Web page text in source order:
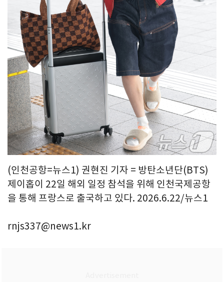
(인천공항=뉴스1) 권현진 기자 = 방탄소년단(BTS)
제이홉이 22일 해외 일정 참석을 위해 인천국제공항
을 통해 프랑스로 출국하고 있다. 2026.6.22/뉴스1
rnjs337@news1.kr